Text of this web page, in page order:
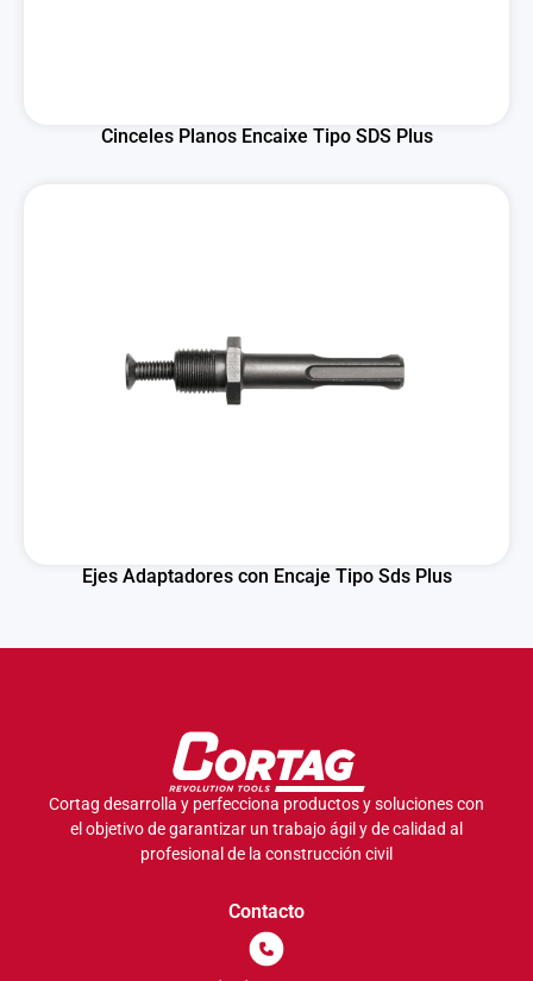
Cinceles Planos Encaixe Tipo SDS Plus
Ejes Adaptadores con Encaje Tipo Sds Plus
Cortag desarrolla y perfecciona productos y soluciones con
el objetivo de garantizar un trabajo ágil y de calidad al
profesional de la construcción civil
Contacto